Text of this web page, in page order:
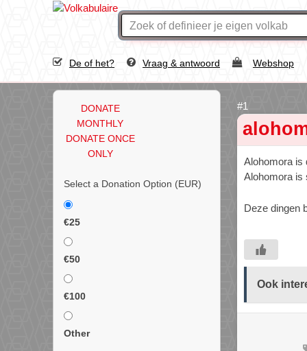
De of het? Vraag & antwoord Webshop
DONATE
MONTHLY
DONATE ONCE
ONLY
Select a Donation Option (EUR)
€25
€50
€100
Other
Alohomora is
Alohomora is
Deze dingen
Ook